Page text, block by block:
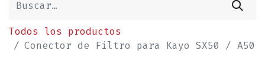
Todos los productos
Conector de Filtro para Kayo SX50 / A50